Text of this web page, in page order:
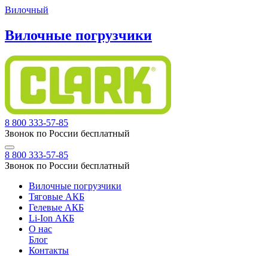
Вилочный
Вилочные погрузчики
8 800 333-57-85
Звонок по России бесплатный
8 800 333-57-85
Звонок по России бесплатный
Вилочные погрузчики
Тяговые АКБ
Гелевые АКБ
Li-Ion АКБ
О нас
Блог
Контакты